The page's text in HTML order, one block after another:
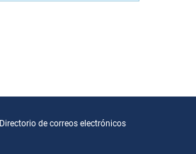
Directorio de correos electrónicos